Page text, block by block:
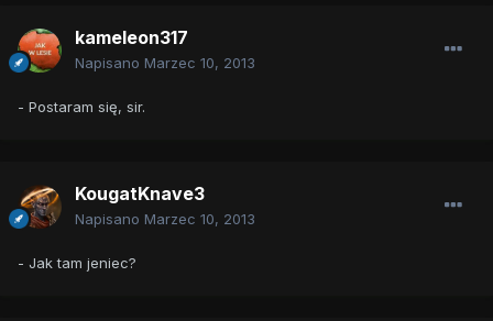
kameleon317
Napisano Marzec 10, 2013
- Postaram się, sir.
KougatKnave3
Napisano Marzec 10, 2013
- Jak tam jeniec?